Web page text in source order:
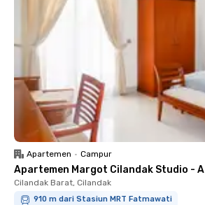
Apartemen • Campur
Apartemen Margot Cilandak Studio - A
Cilandak Barat, Cilandak
910 m dari Stasiun MRT Fatmawati